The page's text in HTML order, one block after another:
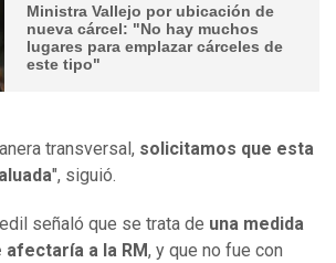
Ministra Vallejo por ubicación de
nueva cárcel: "No hay muchos
lugares para emplazar cárceles de
este tipo"
transversal, solicitamos que esta
", siguió.
señaló que se trata de una medida
a la RM, y que no fue con